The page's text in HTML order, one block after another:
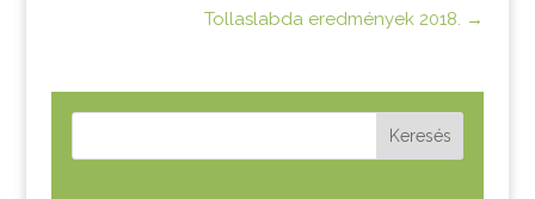
Tollaslabda eredmények 2018. →
Keresés